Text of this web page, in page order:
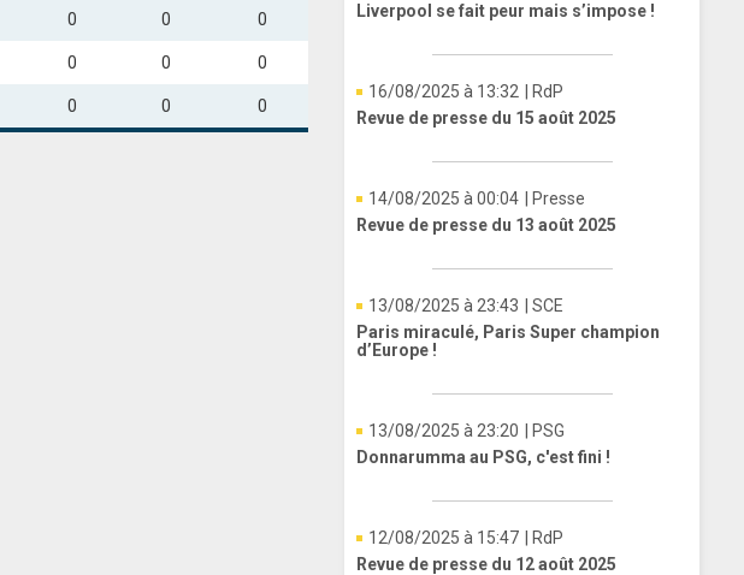
0 0 0
0 0 0
0 0 0
Liverpool se fait peur mais s’impose !
16/08/2025 à 13:32
| RdP
Revue de presse du 15 août 2025
14/08/2025 à 00:04
| Presse
Revue de presse du 13 août 2025
13/08/2025 à 23:43
| SCE
Paris miraculé, Paris Super champion
d’Europe !
13/08/2025 à 23:20
| PSG
Donnarumma au PSG, c'est fini !
12/08/2025 à 15:47
| RdP
Revue de presse du 12 août 2025